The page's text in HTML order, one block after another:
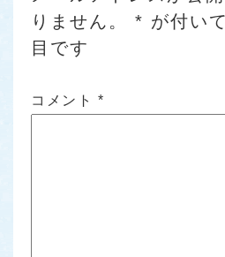
りません。
* が付い
目です
コメント *